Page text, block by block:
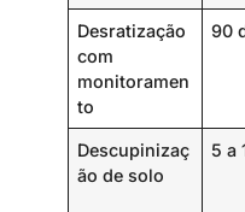
Desratização
com
monitoramen
to
90
Descupinizaç
ão de solo
5 a